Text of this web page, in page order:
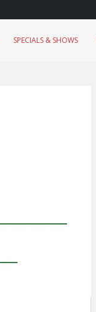
SPECIALS & SHOWS